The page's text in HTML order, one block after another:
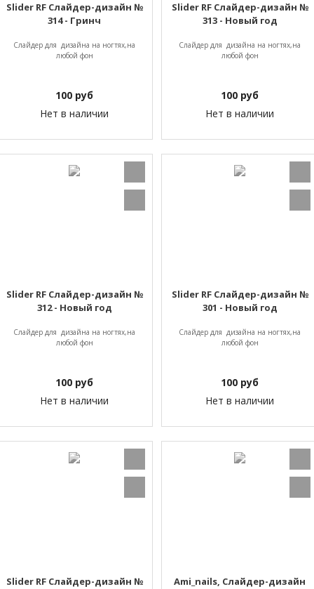
Slider RF Слайдер-дизайн №
314 - Гринч
Слайдер для дизайна на ногтях,на
любой фон
100 руб
Нет в наличии
Slider RF Слайдер-дизайн №
313 - Новый год
Слайдер для дизайна на ногтях,на
любой фон
100 руб
Нет в наличии
Slider RF Слайдер-дизайн №
312 - Новый год
Слайдер для дизайна на ногтях,на
любой фон
100 руб
Нет в наличии
Slider RF Слайдер-дизайн №
301 - Новый год
Слайдер для дизайна на ногтях,на
любой фон
100 руб
Нет в наличии
Slider RF Слайдер-дизайн №
Ami_nails, Слайдер-дизайн